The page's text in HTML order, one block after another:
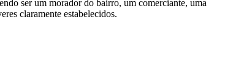
ser um morador do bairro, um comerciante, uma
claramente estabelecidos.